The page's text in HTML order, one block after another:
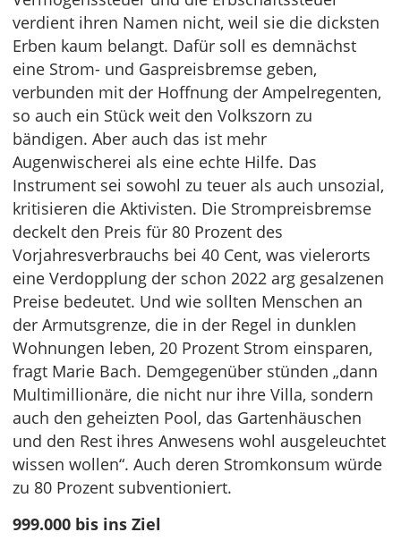
verdient ihren Namen nicht, weil sie die dicksten
Erben kaum belangt. Dafür soll es demnächst
eine Strom- und Gaspreisbremse geben,
verbunden mit der Hoffnung der Ampelregenten,
so auch ein Stück weit den Volkszorn zu
bändigen. Aber auch das ist mehr
Augenwischerei als eine echte Hilfe. Das
Instrument sei sowohl zu teuer als auch unsozial,
kritisieren die Aktivisten. Die Strompreisbremse
deckelt den Preis für 80 Prozent des
Vorjahresverbrauchs bei 40 Cent, was vielerorts
eine Verdopplung der schon 2022 arg gesalzenen
Preise bedeutet. Und wie sollten Menschen an
der Armutsgrenze, die in der Regel in dunklen
Wohnungen leben, 20 Prozent Strom einsparen,
fragt Marie Bach. Demgegenüber stünden „dann
Multimillionäre, die nicht nur ihre Villa, sondern
auch den geheizten Pool, das Gartenhäuschen
und den Rest ihres Anwesens wohl ausgeleuchtet
wissen wollen“. Auch deren Stromkonsum würde
zu 80 Prozent subventioniert.
999.000 bis ins Ziel